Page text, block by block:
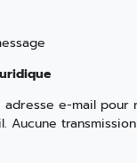
adresse e-mail
Aucune